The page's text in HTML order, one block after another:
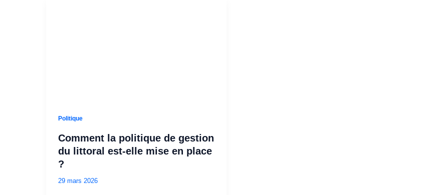
Politique
Comment la politique de gestion
du littoral est‑elle mise en place
?
29 mars 2026